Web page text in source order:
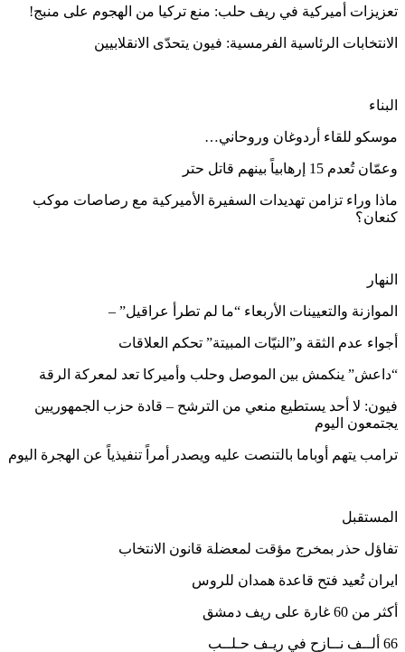
تعزيزات أميركية في ريف حلب: منع تركيا من الهجوم على منبج!
الانتخابات الرئاسية الفرمسية: فيون يتحدّى الانقلابيين
البناء
موسكو للقاء أردوغان وروحاني…
وعمّان تُعدم 15 إرهابياً بينهم قاتل حتر
ماذا وراء تزامن تهديدات السفيرة الأميركية مع رصاصات موكب
كنعان؟
النهار
الموازنة والتعيينات الأربعاء “ما لم تطرأ عراقيل” –
أجواء عدم الثقة و”النيّات المبيتة” تحكم العلاقات
“داعش” ينكمش بين الموصل وحلب وأميركا تعد لمعركة الرقة
فيون: لا أحد يستطيع منعي من الترشح – قادة حزب الجمهوريين
يجتمعون اليوم
ترامب يتهم أوباما بالتنصت عليه ويصدر أمراً تنفيذياً عن الهجرة اليوم
المستقبل
تفاؤل حذر بمخرج مؤقت لمعضلة قانون الانتخاب
ايران تُعيد فتح قاعدة همدان للروس
أكثر من 60 غارة على ريف دمشق
66 ألــف نــازح في ريـف حـلــب